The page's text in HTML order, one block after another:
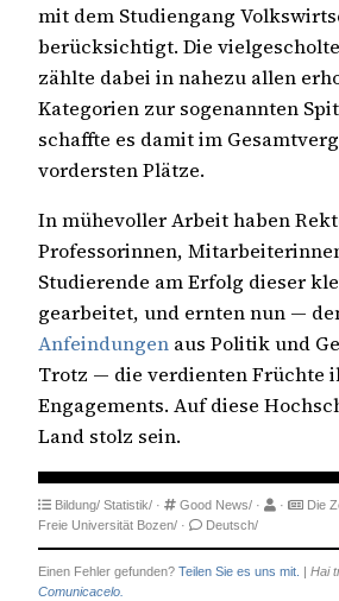
mit dem Studiengang
berücksichtigt. Die
zählte dabei in nahezu allen
Kategorien zur sogenannten
schaffte es damit im
vordersten Plätze.
In mühevoller Arbeit haben
Professorinnen,
Studierende am Erfolg dieser
gearbeitet, und ernten nun —
Anfeindungen aus Politik und
Trotz — die verdienten Früchte
Engagements. Auf diese
Land stolz sein.
Bildung/ Statistik/ · Good News/ · · Die
Freie Universität Bozen/ · Deutsch/
Einen Fehler gefunden? Teilen Sie es uns mit. | Hai
Comunicacelo.